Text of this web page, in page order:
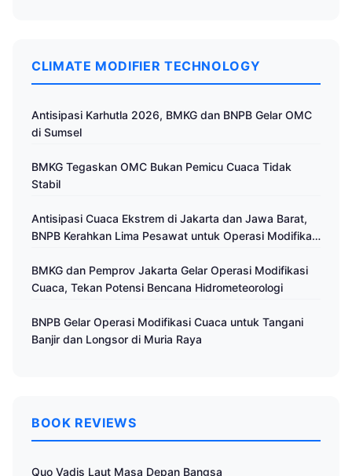
CLIMATE MODIFIER TECHNOLOGY
Antisipasi Karhutla 2026, BMKG dan BNPB Gelar OMC
di Sumsel
BMKG Tegaskan OMC Bukan Pemicu Cuaca Tidak
Stabil
Antisipasi Cuaca Ekstrem di Jakarta dan Jawa Barat,
BNPB Kerahkan Lima Pesawat untuk Operasi Modifikasi
BMKG dan Pemprov Jakarta Gelar Operasi Modifikasi
Cuaca, Tekan Potensi Bencana Hidrometeorologi
BNPB Gelar Operasi Modifikasi Cuaca untuk Tangani
Banjir dan Longsor di Muria Raya
BOOK REVIEWS
Quo Vadis Laut Masa Depan Bangsa